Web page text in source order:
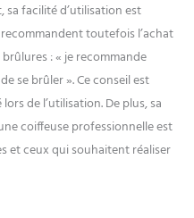
sa facilité d’utilisation est
toutefois l’achat
: « je recommande
se brûler ». Ce conseil est
de l’utilisation. De plus, sa
coiffeuse professionnelle est
et ceux qui souhaitent réaliser